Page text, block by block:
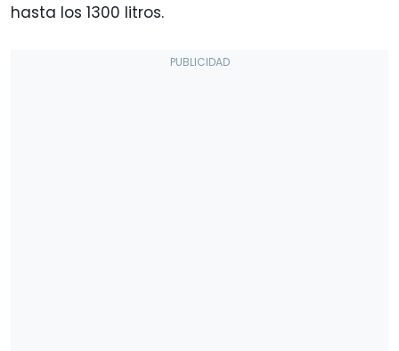
hasta los 1300 litros.